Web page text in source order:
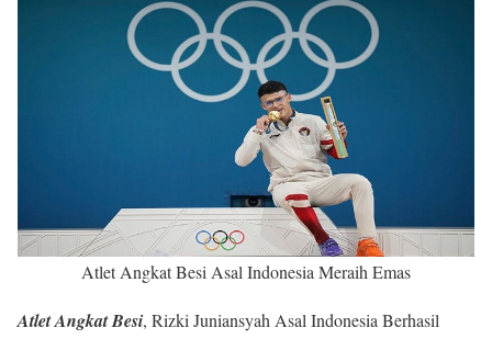
Atlet Angkat Besi Asal Indonesia Meraih Emas
Atlet Angkat Besi, Rizki Juniansyah Asal Indonesia Berhasil